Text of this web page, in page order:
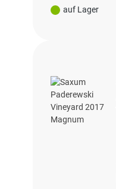
auf Lager